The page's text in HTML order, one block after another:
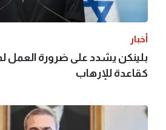
أخبار
بلينكن يشدد على ضرورة العمل
كقاعدة للإرهاب